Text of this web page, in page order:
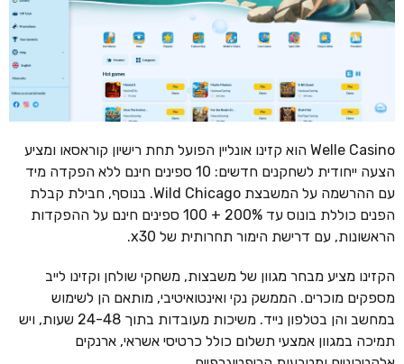
Welle Casino הוא קזינו אונליין הפועל תחת רישיון קוראסאו ומציע
הצעה ייחודית לשחקנים חדשים: 10 ספינים חינם ללא הפקדה מיד
עם ההרשמה על המשבצת Wild Chicago. בנוסף, חבילת קבלת
הפנים כוללת בונוס עד 200% + 100 ספינים חינם על ההפקדות
הראשונות, עם דרישת הימור תחרותית של x30.
הקזינו מציע מבחר מגוון של משבצות, משחקי שולחן וקזינו לייב
מספקים מוכרים. הממשק נקי ואינטואיטיבי, מותאם הן לשימוש
במחשב והן בטלפון נייד. משיכות מעובדות בתוך 24-48 שעות, ויש
תמיכה במגוון אמצעי תשלום כולל כרטיסי אשראי, ארנקים